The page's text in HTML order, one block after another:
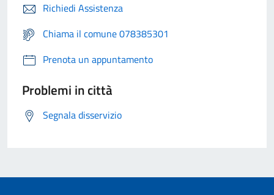
Richiedi Assistenza
Chiama il comune 078385301
Prenota un appuntamento
Problemi in città
Segnala disservizio